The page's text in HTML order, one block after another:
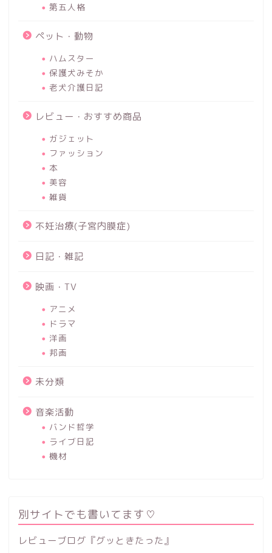
第五人格
ペット・動物
ハムスター
保護犬みそか
老犬介護日記
レビュー・おすすめ商品
ガジェット
ファッション
本
美容
雑貨
不妊治療(子宮内膜症)
日記・雑記
映画・TV
アニメ
ドラマ
洋画
邦画
未分類
音楽活動
バンド哲学
ライブ日記
機材
別サイトでも書いてます♡
レビューブログ『グッときたった』